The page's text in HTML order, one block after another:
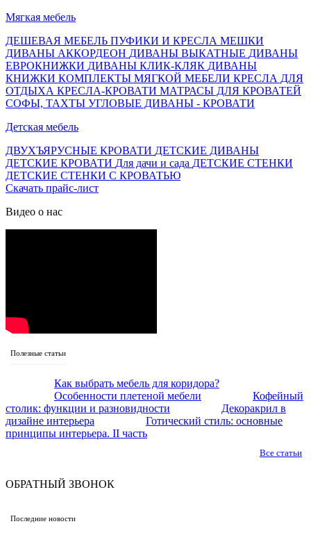
Мягкая мебель
ДЕШЕВАЯ МЕБЕЛЬ ПУФИКИ И КРЕСЛА МЕШКИ
ДИВАНЫ АККОРДЕОН ДИВАНЫ ВЫКАТНЫЕ ДИВАНЫ
ЕВРОКНИЖКИ ДИВАНЫ КЛИК-КЛЯК ДИВАНЫ
КНИЖКИ КОМПЛЕКТЫ МЯГКОЙ МЕБЕЛИ КРЕСЛА ДЛЯ
ОТДЫХА КРЕСЛА-КРОВАТИ МАТРАСЫ ДЛЯ КРОВАТЕЙ
СОФЫ, ТАХТЫ УГЛОВЫЕ ДИВАНЫ - КРОВАТИ
Детская мебель
ДВУХЪЯРУСНЫЕ КРОВАТИ ДЕТСКИЕ ДИВАНЫ
ДЕТСКИЕ КРОВАТИ Для дачи и сада ДЕТСКИЕ СТЕНКИ
ДЕТСКИЕ СТЕНКИ С КРОВАТЬЮ
Скачать прайс-лист
Видео о нас
Полезные статьи
Как выбрать мебель для коридора?
Особенности плетеной мебели
Кофейный
столик: функции и разновидности
Декоракрил в
дизайне интерьера
Готический стиль: основные
принципы интерьера. II часть
Все статьи
ОБРАТНЫЙ ЗВОНОК
Последние новости